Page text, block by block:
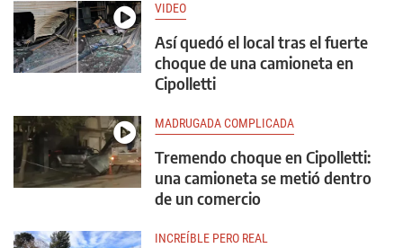
VIDEO
Así quedó el local tras el fuerte
choque de una camioneta en
Cipolletti
MADRUGADA COMPLICADA
Tremendo choque en Cipolletti:
una camioneta se metió dentro
de un comercio
INCREÍBLE PERO REAL